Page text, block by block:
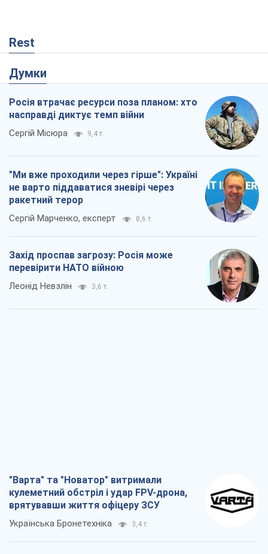
Rest
Думки
Росія втрачає ресурси поза планом: хто
насправді диктує темп війни
Сергій Місюра 9,4 т.
"Ми вже проходили через гірше": Україні
не варто піддаватися зневірі через
ракетний терор
Сергій Марченко, експерт 8,6 т.
Захід проспав загрозу: Росія може
перевірити НАТО війною
Леонід Невзлін 3,6 т.
"Варта" та "Новатор" витримали
кулеметний обстріл і удар FPV-дрона,
врятувавши життя офіцеру ЗСУ
Українська Бронетехніка 3,4 т.